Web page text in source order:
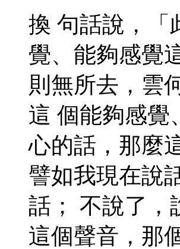
換 句話說，「
覺、能夠感覺
則無所去，雲
這 個能夠感覺
心的話，那麼
譬如我現在說
話； 不說了，
這個聲音，那